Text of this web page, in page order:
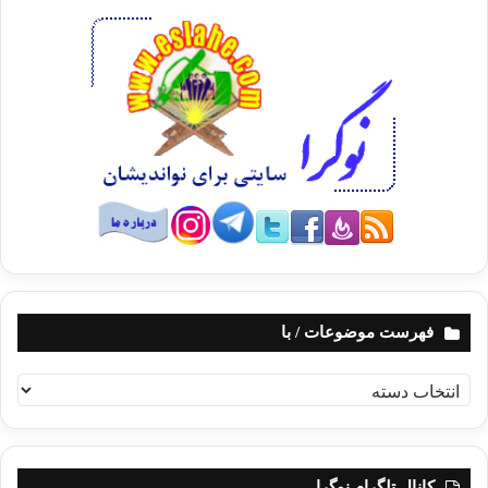
3- آیه (30) سوره‌ی انبیاء، مرحله‌ای از خلقت نظام هستی است، و
منظومه‌ی شمسی در آیه (11) سوره‌ی فصّلت مرحله‌ای دیگر، گویی
«سپیده دم» منظومه‌ی شمسی است؛ که گویی مرحله ترکیب نطفه
و اسپرم در رَحِم کیهان است؛ و هنوز مرحله‌ی «قرار» صورت نگرفته
است. امّا در آیه‌ی (11) سوره‌ی فصّلت که مرحله دوّم است دو قلویی
به وجود آمده (زمین و آسمان) تولد یافته و پس نامگذاری، خداوند
هر کدام از قوانین و مقررات ویژه برخوردار می‌باشند چنانچه در آیه‌ی
(12) سوره‌ی فصّلت اشاره به مقررات هر کدام از آسمان‌ها می‌کند.
«£`ßg9Òs)sù yìö7y ;N#uq»yJy Îû Èû÷ütBöqt 4ym÷rr&ur Îû
Èe@ä. >ä!$yJy $ydtøBr& » «آن‌گاه آن‌ها را به صورت هفت
آسمان در دو روز به انجام رساند، و در هر آسماني فرمان لازمه‌اش
را صادر (و نظام و تدبير خاصّي مقرّر) فرمود (و مخلوقات و
فهرست موضوعات / با
ه
ر